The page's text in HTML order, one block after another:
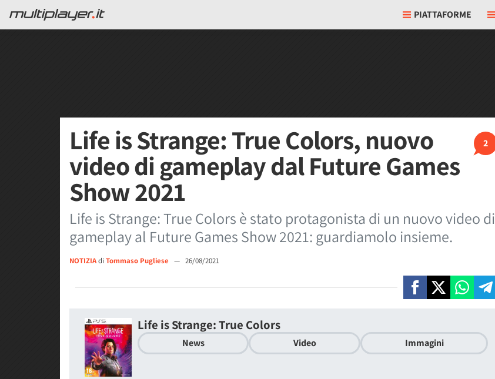
PIATTAFORME
2
Life is Strange: True Colors, nuovo
video di gameplay dal Future Games
Show 2021
Life is Strange: True Colors è stato protagonista di un nuovo video di
gameplay al Future Games Show 2021: guardiamolo insieme.
NOTIZIAdi Tommaso Pugliese — 26/08/2021
Life is Strange: True Colors
News Video Immagini